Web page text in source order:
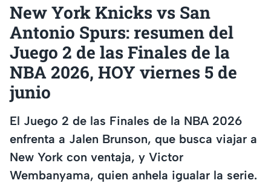
New York Knicks vs San
Antonio Spurs: resumen del
Juego 2 de las Finales de la
NBA 2026, HOY viernes 5 de
junio
El Juego 2 de las Finales de la NBA 2026
enfrenta a Jalen Brunson, que busca viajar a
New York con ventaja, y Victor
Wembanyama, quien anhela igualar la serie.